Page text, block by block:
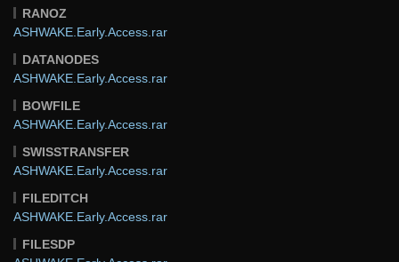
RANOZ
ASHWAKE.Early.Access.rar
DATANODES
ASHWAKE.Early.Access.rar
BOWFILE
ASHWAKE.Early.Access.rar
SWISSTRANSFER
ASHWAKE.Early.Access.rar
FILEDITCH
ASHWAKE.Early.Access.rar
FILESDP